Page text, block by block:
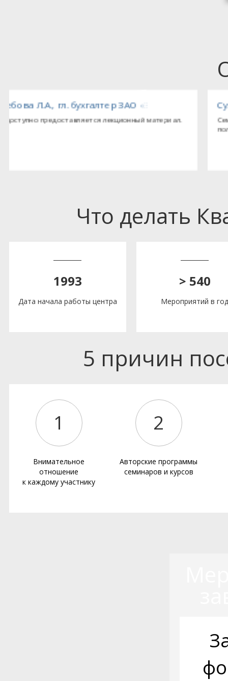
оборудования»
Султанова М.М., ведущий бухгалтер ООО
Семинар очень понравился, материал изложен
Что делать
1993
Дата начала работы центра
> 540
Мероприятий в год
5 причин
1
Внимательное
отношение
к каждому участнику
2
Авторские программы
семинаров и курсов